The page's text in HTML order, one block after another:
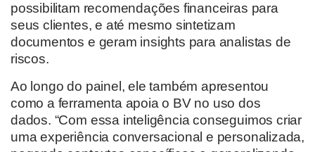
possibilitam recomendações financeiras para
seus clientes, e até mesmo sintetizam
documentos e geram insights para analistas de
riscos.
Ao longo do painel, ele também apresentou
como a ferramenta apoia o BV no uso dos
dados. “Com essa inteligência conseguimos criar
uma experiência conversacional e personalizada,